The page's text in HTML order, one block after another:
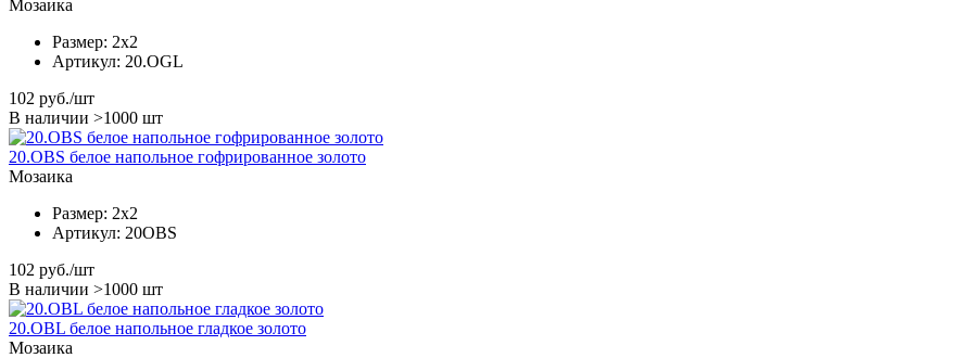
Мозаика
Размер: 2x2
Артикул: 20.OGL
102 руб./шт
В наличии >1000 шт
20.OBS белое напольное гофрированное золото
Мозаика
Размер: 2x2
Артикул: 20OBS
102 руб./шт
В наличии >1000 шт
20.OBL белое напольное гладкое золото
Мозаика